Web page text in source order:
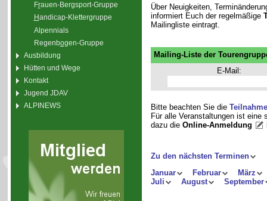
Frauen-Bergsport-Gruppe
Handicap-Klettergruppe
Alpennials
Regenbogen-Gruppe
Ausbildung
Hütten und Wege
Kontakt
Jugend JDAV
ALPINEWS
Über Neuigkeiten,
informiert Euch der regelmäßige
Mailingliste eintragt.
Mailing-Liste der
E-Mail:
Bitte beachten Sie die
Für alle Veranstaltungen ist
dazu die Online-Anmeldung
Zu den nächsten Terminen
Januar
Februar
März
Juli
August September